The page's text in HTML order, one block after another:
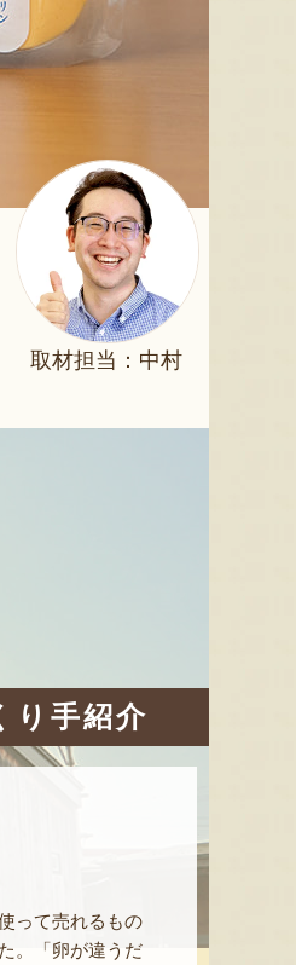
取材担当：中村
り手紹介
って売れるもの
。「卵が違うだ